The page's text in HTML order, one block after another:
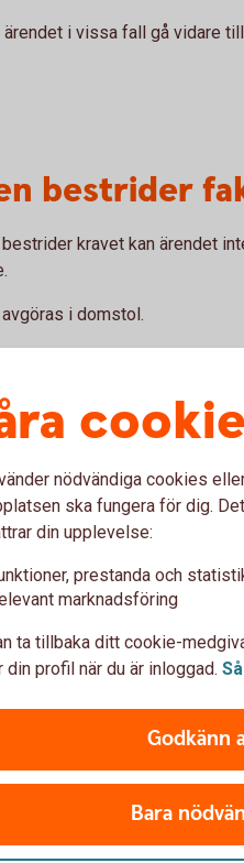
i vissa fall gå vidare
bestrider
kravet kan ärendet
i domstol.
risken för
uteblir
nödvändiga cookies
ska fungera för dig.
din upplevelse:
prestanda och
marknadsföring
ta tillbaka ditt cookie-
din profil när du är inloggad.
Godkänn
Bara